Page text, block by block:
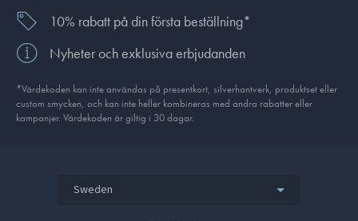
10% rabatt på din första beställning*
Nyheter och exklusiva erbjudanden
*Värdekoden kan inte användas på presentkort, silverhantverk, produkt­set eller
custom smycken, och kan inte heller kombineras med andra rabatter eller
kampanjer. Värdekoden är giltig i 30 dagar.
Sweden